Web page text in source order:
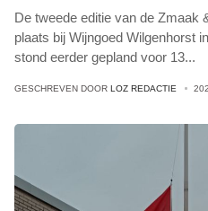
De tweede editie van de Zmaak
plaats bij Wijngoed Wilgenhorst
stond eerder gepland voor 13...
GESCHREVEN DOOR LOZ REDACTIE